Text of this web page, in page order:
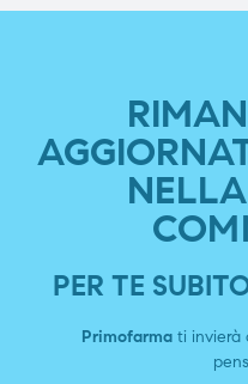
PER TE
Primofarmati invierà